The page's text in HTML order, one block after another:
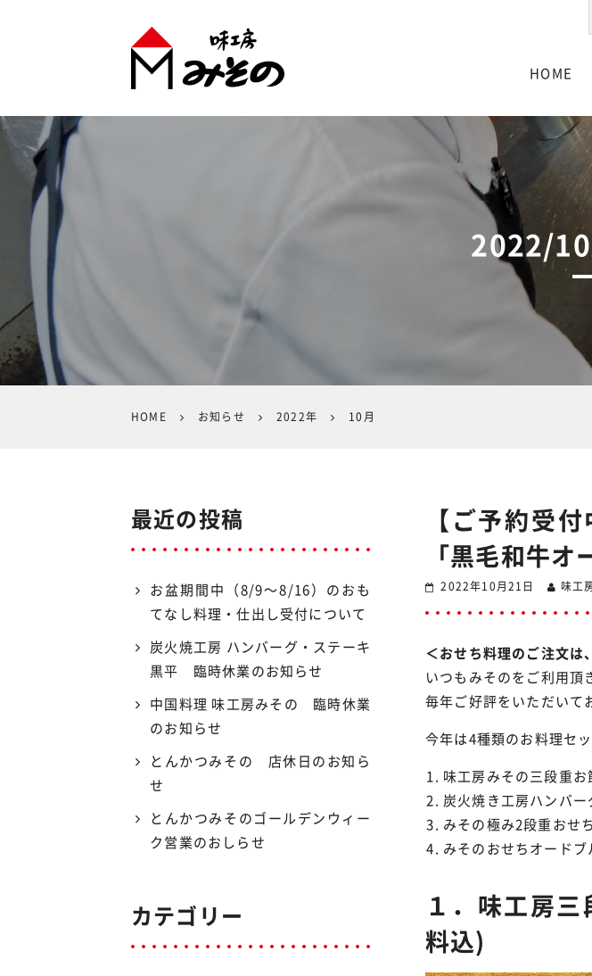
HOME
2022/
HOME お知らせ 2022年 10月
【ご予約受
「黒毛和牛
2022年10月21日 味工
＜おせち料理のご注文
いつもみそのをご利用頂
毎年ご好評をいただいて
今年は4種類のお料理セ
味工房みその三段重
炭火焼き工房ハンバ
みその極み2段重おせ
みそのおせちオード
１．味工房
料込)
最近の投稿
お盆期間中（8/9〜8/16）のおも
てなし料理・仕出し受付について
炭火焼工房 ハンバーグ・ステーキ
黒平 臨時休業のお知らせ
中国料理 味工房みその 臨時休業
のお知らせ
とんかつみその 店休日のお知ら
せ
とんかつみそのゴールデンウィー
ク営業のおしらせ
カテゴリー